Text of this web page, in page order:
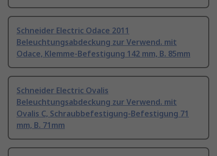
Schneider Electric Odace 2011
Beleuchtungsabdeckung zur Verwend. mit
Odace, Klemme-Befestigung 142 mm, B. 85mm
Schneider Electric Ovalis
Beleuchtungsabdeckung zur Verwend. mit
Ovalis C, Schraubbefestigung-Befestigung 71
mm, B. 71mm